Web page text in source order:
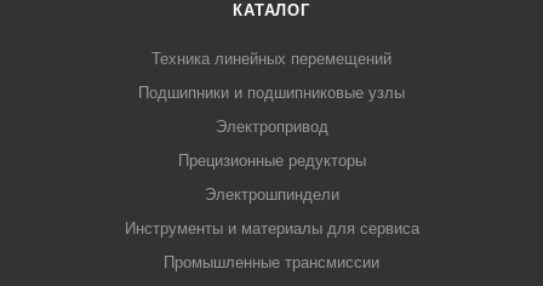
КАТАЛОГ
Техника линейных перемещений
Подшипники и подшипниковые узлы
Электропривод
Прецизионные редукторы
Электрошпиндели
Инструменты и материалы для сервиса
Промышленные трансмиссии